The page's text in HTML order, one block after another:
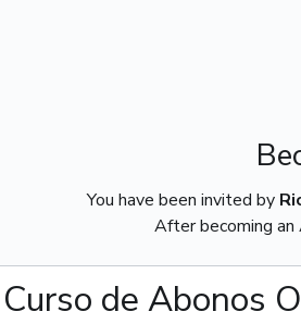
You have been invited by
After becoming
Curso de Abonos